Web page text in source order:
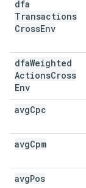
dfa
Transactions
CrossEnv
dfaWeighted
ActionsCross
Env
avgCpc
avgCpm
avgPos